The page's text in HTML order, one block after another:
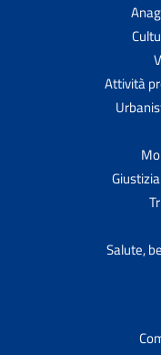
Attività
Salute,